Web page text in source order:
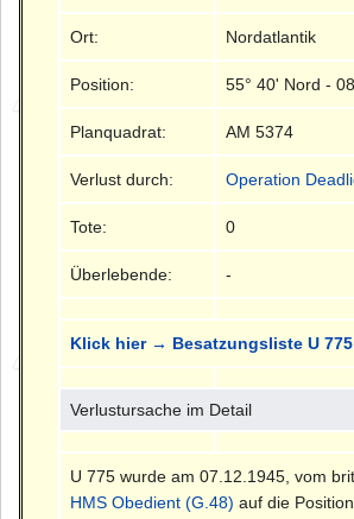
Ort: Nordatlantik
Position: 55° 40' Nord -
Planquadrat: AM 5374
Verlust durch: Operation
Tote: 0
Überlebende: -
Klick hier → Besatzungsliste U 775
Verlustursache im Detail
U 775 wurde am 07.12.1945, vom
HMS Obedient (G.48) auf die